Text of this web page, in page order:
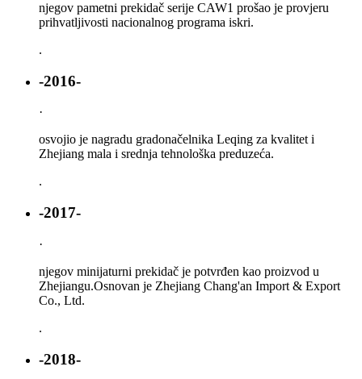
njegov pametni prekidač serije CAW1 prošao je provjeru
prihvatljivosti nacionalnog programa iskri.
.
-2016-
·
osvojio je nagradu gradonačelnika Leqing za kvalitet i
Zhejiang mala i srednja tehnološka preduzeća.
.
-2017-
·
njegov minijaturni prekidač je potvrđen kao proizvod u
Zhejiangu.Osnovan je Zhejiang Chang'an Import & Export
Co., Ltd.
.
-2018-